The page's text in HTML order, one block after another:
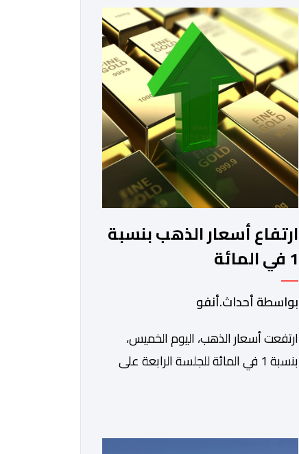
ارتفاع أسعار الذهب بنسبة
1 في المائة
بواسطة أحداث.أنفو
ارتفعت أسعار الذهب، اليوم الخميس،
بنسبة 1 في المائة للجلسة الرابعة على